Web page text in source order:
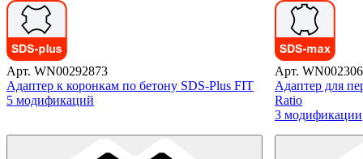
Арт. WN00292873
Адаптер к коронкам по бетону SDS-Plus FIT
5 модификаций
Арт.
Адаптер для
Ratio
3 модификации